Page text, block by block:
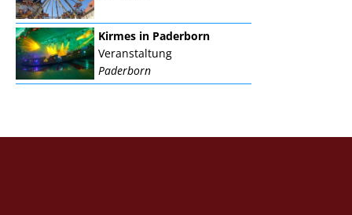
Kirmes in Paderborn
Veranstaltung
Paderborn